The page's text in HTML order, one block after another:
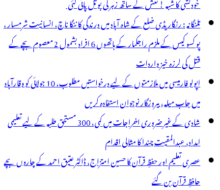
تلنگانہ : رنگاریڈی ضلع کے شاہ آباد میں درندگی کا ننگا ناچ، انسانیت شرمسار ،
پو کسو کیس کے ملزم راجکمار کے ہاتھوں 6 افراد بشمول 2 معصوم بچے کے
قتل کی لرزہ خیز واردات
اپولو فارمیسی میں ملازمتوں کے لیے درخواستیں مطلوب، 10 جولائی کو وقارآباد
میں جاب میلہ، بیروزگار نوجوان استفادہ کریں
شادی کے غیر ضروری اخراجات میں کمی، 300 مستحق طلبہ کے لیے تعلیمی
امداد، عبدالمقیت چندا کا مثالی اقدام
عصری تعلیم اور حفظِ قرآن کا حسین امتزاج، ڈاکٹر عتیق احمد کے چاروں بچے
حافظِ قرآن بن گئے